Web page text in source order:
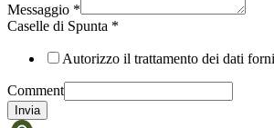
Messaggio *
Caselle di Spunta *
Autorizzo il trattamento dei dati
Comment
Invia